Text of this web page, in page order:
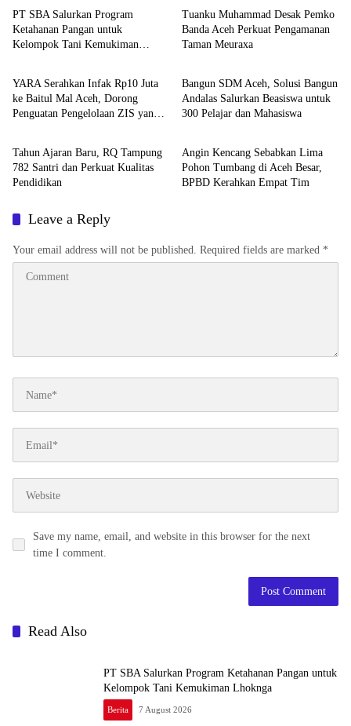
PT SBA Salurkan Program
Ketahanan Pangan untuk
Kelompok Tani Kemukiman
Tuanku Muhammad Desak Pemko
Banda Aceh Perkuat Pengamanan
Taman Meuraxa
Berita
YARA Serahkan Infak Rp10 Juta
ke Baitul Mal Aceh, Dorong
Penguatan Pengelolaan ZIS yang
Berita
Bangun SDM Aceh, Solusi Bangun
Andalas Salurkan Beasiswa untuk
300 Pelajar dan Mahasiswa
Berita
Tahun Ajaran Baru, RQ Tampung
782 Santri dan Perkuat Kualitas
Pendidikan
Daerah
Angin Kencang Sebabkan Lima
Pohon Tumbang di Aceh Besar,
BPBD Kerahkan Empat Tim
Leave a Reply
Your email address will not be published. Required fields are marked *
Save my name, email, and website in this browser for the next
time I comment.
Read Also
PT SBA Salurkan Program Ketahanan Pangan untuk
Kelompok Tani Kemukiman Lhoknga
Berita 7 August 2026